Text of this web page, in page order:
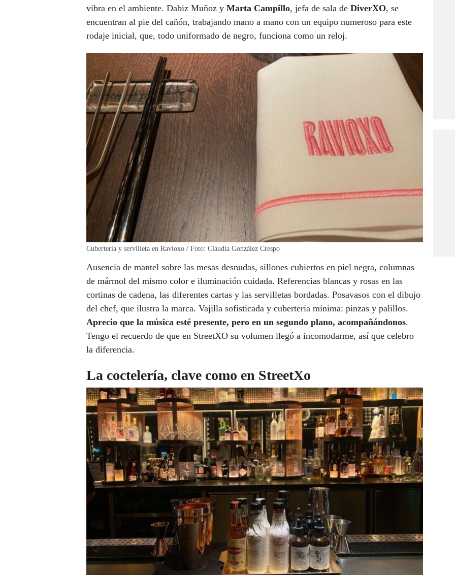
vibra en el ambiente. Dabiz Muñoz y Marta Campillo, jefa de sala de DiverXO, se
encuentran al pie del cañón, trabajando mano a mano con un equipo numeroso para este
rodaje inicial, que, todo uniformado de negro, funciona como un reloj.
Cubertería y servilleta en Ravioxo / Foto: Claudia González Crespo
Ausencia de mantel sobre las mesas desnudas, sillones cubiertos en piel negra, columnas
de mármol del mismo color e iluminación cuidada. Referencias blancas y rosas en las
cortinas de cadena, las diferentes cartas y las servilletas bordadas. Posavasos con el dibujo
del chef, que ilustra la marca. Vajilla sofisticada y cubertería mínima: pinzas y palillos.
Aprecio que la música esté presente, pero en un segundo plano, acompañándonos.
Tengo el recuerdo de que en StreetXO su volumen llegó a incomodarme, así que celebro
la diferencia.
La coctelería, clave como en StreetXo